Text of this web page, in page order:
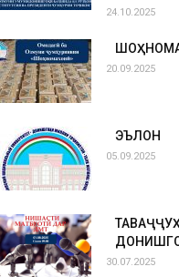
24.10.2025
20.09.2025
ЭЪЛОН
05.09.2025
30.07.2025